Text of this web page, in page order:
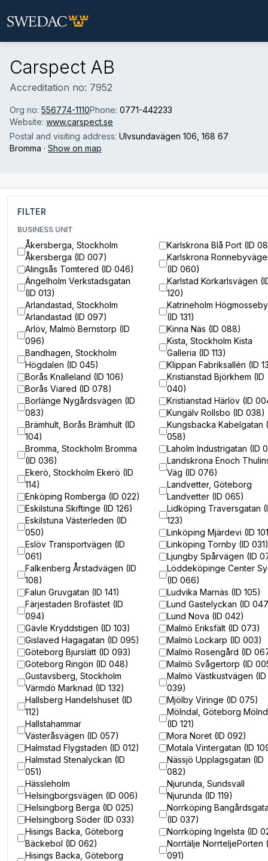
Carspect AB
Accreditation no: 7952
Org no: 556774-1110Phone: 0771-442233
Website: www.carspect.se
Postal and visiting address: Ulvsundavägen 106 , 168 67
Bromma · Show on map
FILTER
BUSINESS UNIT
Åkersberga, Stockholm
Åkersberga (ID 007)
Alingsås Tomtered (ID 046)
Ängelholm Verkstadsgatan
(ID 013)
Arlandastad, Stockholm
Arlandastad (ID 097)
Arlöv, Malmö Bernstorp (ID
096)
Bandhagen, Stockholm
Högdalen (ID 045)
Borås Knalleland (ID 106)
Borås Viared (ID 078)
Borlänge Nygårdsvägen (ID
083)
Brämhult, Borås Brämhult (ID
104)
Bromma, Stockholm Bromma
(ID 036)
Ekerö, Stockholm Ekerö (ID
114)
Enköping Romberga (ID 022)
Eskilstuna Skiftinge (ID 126)
Eskilstuna Västerleden (ID
050)
Eslöv Transportvägen (ID
061)
Falkenberg Årstadvägen (ID
108)
Falun Gruvgatan (ID 141)
Färjestaden Brofästet (ID
094)
Gävle Kryddstigen (ID 103)
Gislaved Hagagatan (ID 095)
Göteborg Bjurslätt (ID 093)
Göteborg Ringön (ID 048)
Gustavsberg, Stockholm
Värmdö Marknad (ID 132)
Hallsberg Handelshuset (ID
112)
Hallstahammar
Västeråsvägen (ID 057)
Halmstad Flygstaden (ID 012)
Halmstad Stenalyckan (ID
051)
Hässleholm
Helsingborgsvägen (ID 006)
Helsingborg Berga (ID 025)
Helsingborg Söder (ID 033)
Hisings Backa, Göteborg
Bäckebol (ID 062)
Hisings Backa, Göteborg
Karlskrona Blå Port (ID
Karlskrona
(ID 060)
Karlstad Körkarlsvägen
120)
Katrineholm
(ID 131)
Kinna Näs (ID 088)
Kista, Stockholm Kista
Galleria (ID 113)
Klippan Fabriksallén (ID
Kristianstad Björkhem (ID
040)
Kristianstad Härlöv (ID
Kungälv Rollsbo (ID 038)
Kungsbacka Kabelgatan
058)
Laholm Industrigatan (ID
Landskrona Enoch
Väg (ID 076)
Landvetter, Göteborg
Landvetter (ID 065)
Lidköping Traversgatan
123)
Linköping Mjärdevi (ID
Linköping Tornby (ID
Ljungby Spårvägen (ID
Löddeköpinge Center
(ID 066)
Ludvika Marnäs (ID 105)
Lund Gastelyckan (ID
Lund Nova (ID 042)
Malmö Eriksfält (ID 073)
Malmö Lockarp (ID 003)
Malmö Rosengård (ID
Malmö Svågertorp (ID
Malmö Västkustvägen (ID
039)
Mjölby Viringe (ID 075)
Mölndal, Göteborg
(ID 121)
Mora Noret (ID 092)
Motala Vintergatan (ID
Nässjö Upplagsgatan (ID
082)
Njurunda, Sundsvall
Njurunda (ID 119)
Norrköping
(ID 037)
Norrköping Ingelsta (ID
Norrtälje NorrteljePorten
091)